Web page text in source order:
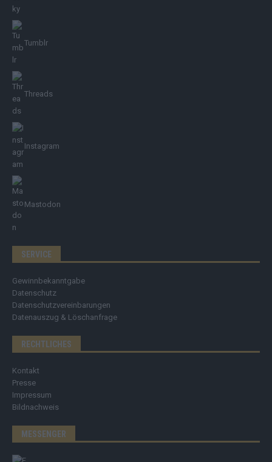
Tumblr
Threads
Instagram
Mastodon
SERVICE
Gewinnbekanntgabe
Datenschutz
Datenschutzvereinbarungen
Datenauszug & Löschanfrage
RECHTLICHES
Kontakt
Presse
Impressum
Bildnachweis
MESSENGER